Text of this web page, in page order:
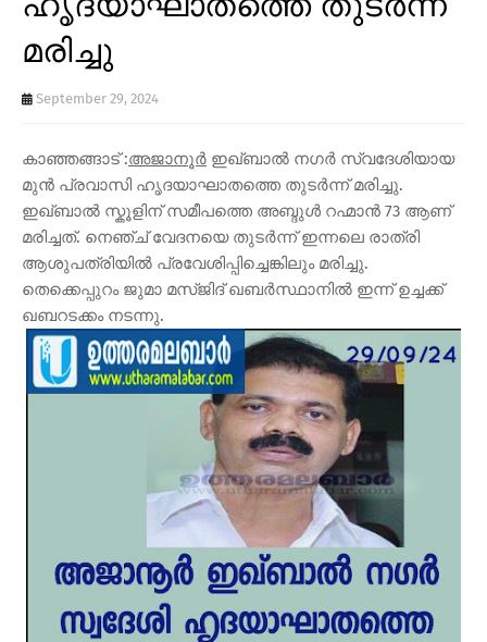
മരിച്ചു
September 29, 2024
കാഞ്ഞങ്ങാട് :അജാനൂർ ഇഖ്ബാൽ നഗർ സ്വദേശിയായ
മുൻ പ്രവാസി ഹൃദയാഘാതത്തെ തുടർന്ന് മരിച്ചു.
ഇഖ്ബാൽ സ്കൂളിന് സമീപത്തെ അബ്ദുൾ റഹ്മാൻ 73 ആണ്
മരിച്ചത്. നെഞ്ച് വേദനയെ തുടർന്ന് ഇന്നലെ രാത്രി
ആശുപത്രിയിൽ പ്രവേശിപ്പിച്ചെങ്കിലും മരിച്ചു.
തെക്കെപ്പുറം ജുമാ മസ്ജിദ് ഖബർസ്ഥാനിൽ ഇന്ന് ഉച്ചക്ക്
ഖബറടക്കം നടന്നു.